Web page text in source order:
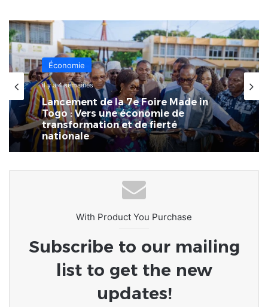
Économie
il y a 4 semaines
Lancement de la 7e Foire Made in
Togo : Vers une économie de
transformation et de fierté
nationale
With Product You Purchase
Subscribe to our mailing
list to get the new
updates!